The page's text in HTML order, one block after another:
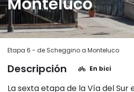
Etapa 6 - de Scheggino a Monteluco
Descripción En bici
La sexta etapa de la Vía del Sur